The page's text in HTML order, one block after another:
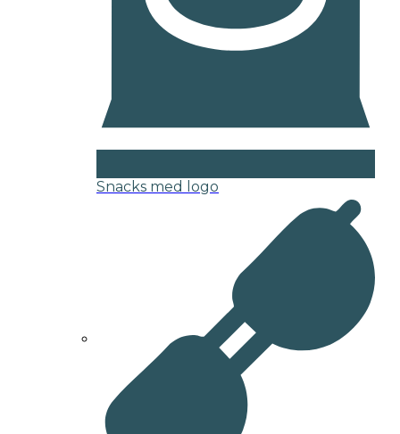
Snacks med logo